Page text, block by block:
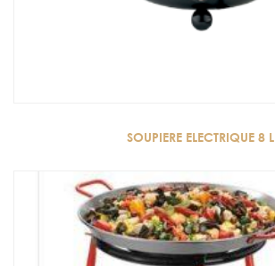
SOUPIERE ELECTRIQUE 8 L